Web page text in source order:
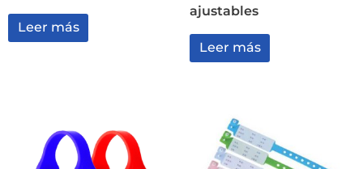
Leer más
ajustables
Leer más